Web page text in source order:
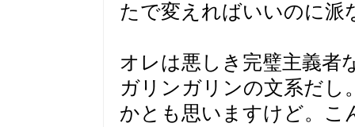
たで変えればいいのに派
オレは悪しき完璧主義者
ガリンガリンの文系だし
かとも思いますけど。こ